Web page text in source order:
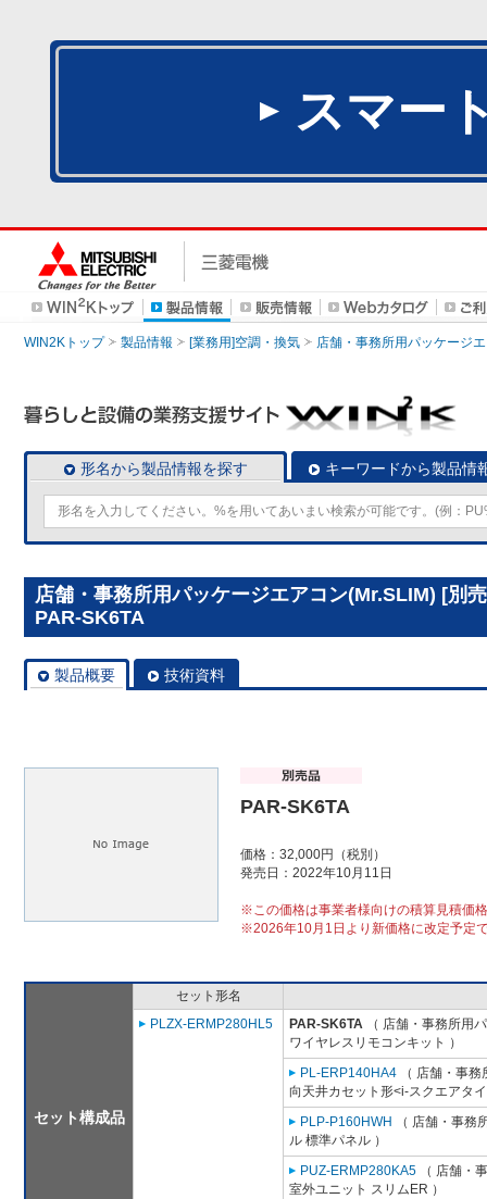
スマー
WIN2Kトップ 製品情報 [業務用]空調・換気 店舗・事務所用パッケージ
形名から製品情報を探す キーワードから製品情
店舗・事務所用パッケージエアコン(Mr.SLIM) [別
PAR-SK6TA
製品概要 技術資料
PAR-SK6TA
価格：32,000円（税別）
発売日：2022年10月11日
※この価格は事業者様向けの積算見積価
※2026年10月1日より新価格に改定予定
セット構成品
セット形名
PLZX-ERMP280HL5
PAR-SK6TA （ 店舗・事務所用
ワイヤレスリモコンキット ）
PL-ERP140HA4 （ 店舗・事
向天井カセット形<i-スクエアタ
PLP-P160HWH
（ 店舗・事務
ル 標準パネル ）
PUZ-ERMP280KA5 （ 店舗・
室外ユニット スリムER ）